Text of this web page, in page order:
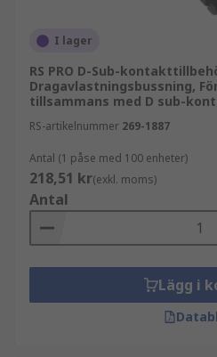
I lager
RS PRO D-Sub-
Dragavlastningsbussning,
tillsammans med D sub-
RS-artikelnummer 269-1887
Antal (1 påse med 100 enheter)
218,51 kr(exkl. moms)
Antal
Lägg i